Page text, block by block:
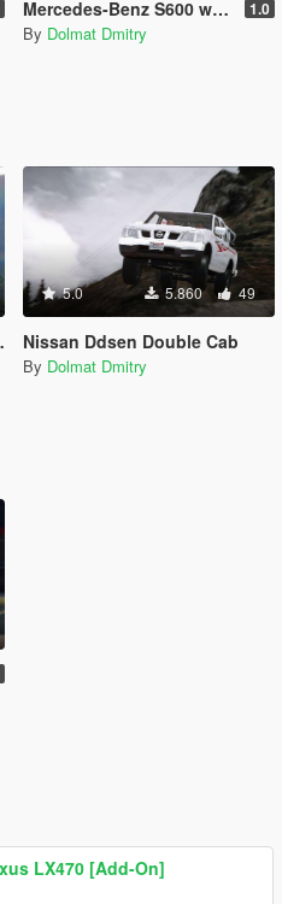
Mercedes-Benz S600 w220 (tunable AMG pack) [add-on] 1.0
By Dolmat Dmitry
5.0 5.860 49
Nissan Ddsen Double Cab
By Dolmat Dmitry
LX470 [Add-On]